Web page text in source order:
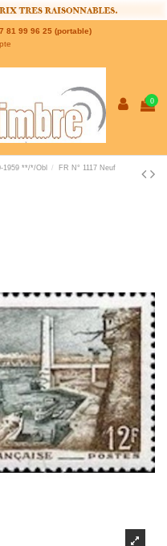
81 99 96 25 (portable)
0
1959 **/*/Obl
FR N° 1117 Neuf